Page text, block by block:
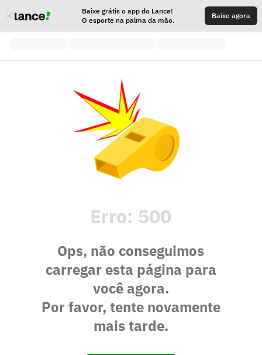
Baixe grátis o app do Lance!
O esporte na palma da mão.
Baixe agora
Erro: 500
Ops, não conseguimos
carregar esta página para
você agora.
Por favor, tente novamente
mais tarde.